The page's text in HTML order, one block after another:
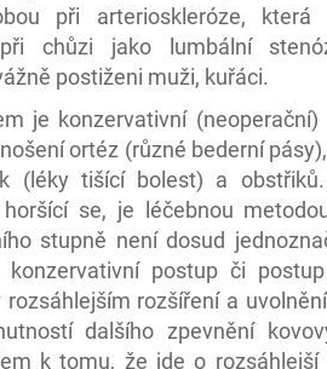
při arterioskleróze, která
chůzi jako lumbální
postiženi muži, kuřáci.
je konzervativní (neoperační)
ortéz (různé bederní
(léky tišící bolest) a
se, je léčebnou
stupně není dosud
postup či
rozsáhlejším rozšíření a
dalšího zpevnění
k tomu, že jde o rozsáhlejší